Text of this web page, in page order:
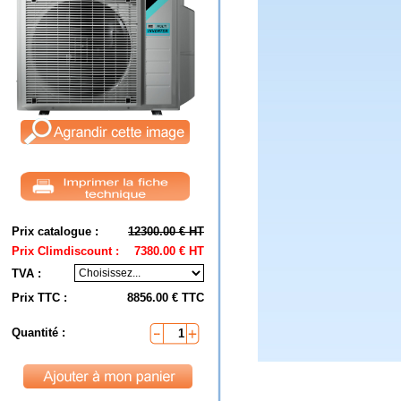
Prix catalogue :
12300.00 € HT
Prix Climdiscount :
7380.00 € HT
TVA :
Prix TTC :
8856.00 € TTC
Quantité : 1